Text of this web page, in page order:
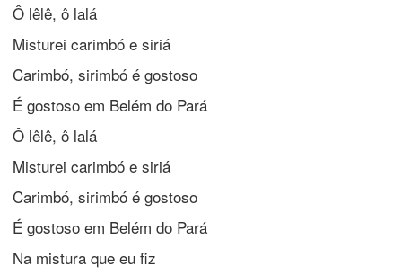
Ô lêlê, ô lalá
Misturei carimbó e siriá
Carimbó, sirimbó é gostoso
É gostoso em Belém do Pará
Ô lêlê, ô lalá
Misturei carimbó e siriá
Carimbó, sirimbó é gostoso
É gostoso em Belém do Pará
Na mistura que eu fiz